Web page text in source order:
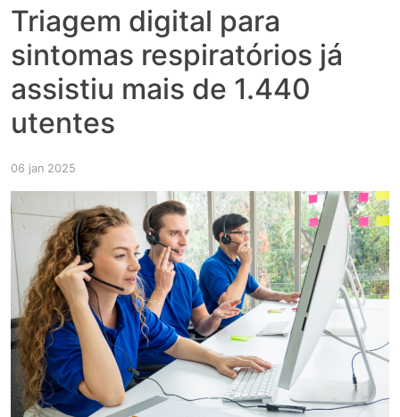
Triagem digital para
sintomas respiratórios já
assistiu mais de 1.440
utentes
06 jan 2025